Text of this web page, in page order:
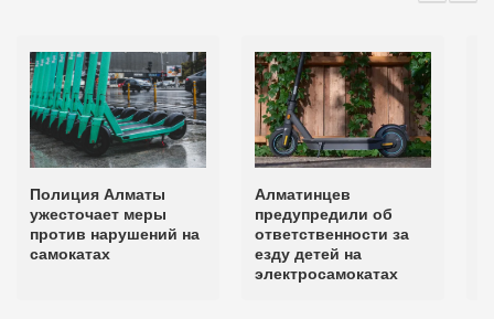
Полиция Алматы
ужесточает меры
против нарушений на
самокатах
Алматинцев
предупредили об
ответственности за
езду детей на
электросамокатах